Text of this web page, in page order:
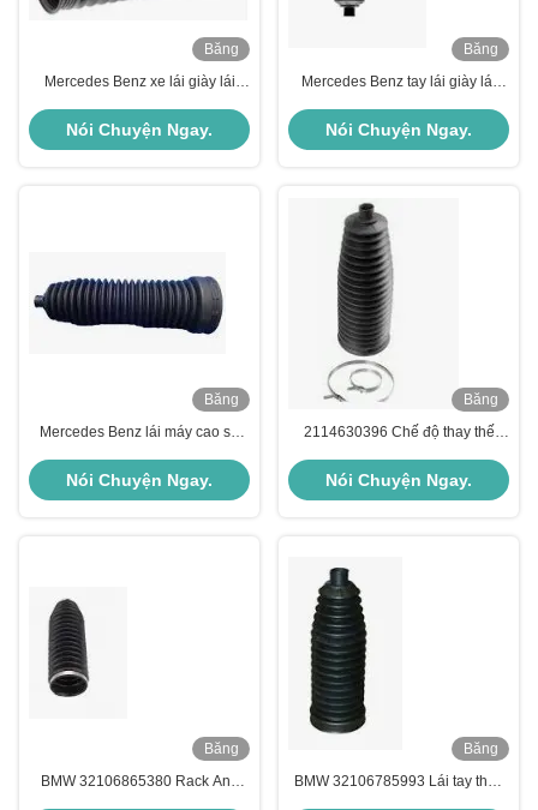
Băng
hình
Mercedes Benz xe lái giày lái
bảo trì
Nói Chuyện Ngay.
Băng
hình
Mercedes Benz tay lái giày lái
bền
Nói Chuyện Ngay.
Băng
Mercedes Benz lái máy cao su
ăn mòn
Nói Chuyện Ngay.
Băng
hình
2114630396 Chế độ thay thế
Chiếc xe hơi
Nói Chuyện Ngay.
Băng
hình
BMW 32106865380 Rack And
Băng
hình
BMW 32106785993 Lái tay thay